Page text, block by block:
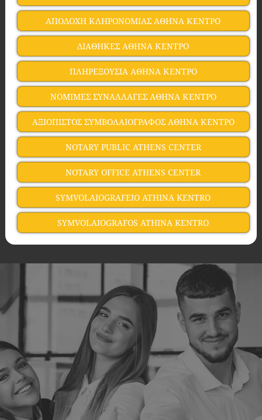
ΑΠΟΔΟΧΗ ΚΛΗΡΟΝΟΜΙΑΣ ΑΘΗΝΑ ΚΕΝΤΡΟ
ΔΙΑΘΗΚΕΣ ΑΘΗΝΑ ΚΕΝΤΡΟ
ΠΛΗΡΕΞΟΥΣΙΑ ΑΘΗΝΑ ΚΕΝΤΡΟ
ΝΟΜΙΜΕΣ ΣΥΝΑΛΛΑΓΕΣ ΑΘΗΝΑ ΚΕΝΤΡΟ
ΑΞΙΟΠΙΣΤΟΣ ΣΥΜΒΟΛΑΙΟΓΡΑΦΟΣ ΑΘΗΝΑ ΚΕΝΤΡΟ
NOTARY PUBLIC ATHENS CENTER
NOTARY OFFICE ATHENS CENTER
SYMVOLAIOGRAFEIO ATHINA KENTRO
SYMVOLAIOGRAFOS ATHINA KENTRO